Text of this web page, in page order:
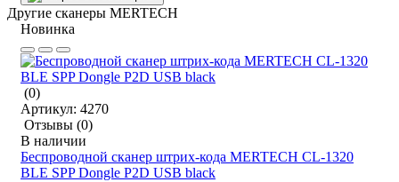
Другие сканеры MERTECH
Новинка
(0)
Артикул: 4270
Отзывы (0)
В наличии
Беспроводной сканер штрих-кода MERTECH CL-1320
BLE SPP Dongle P2D USB black